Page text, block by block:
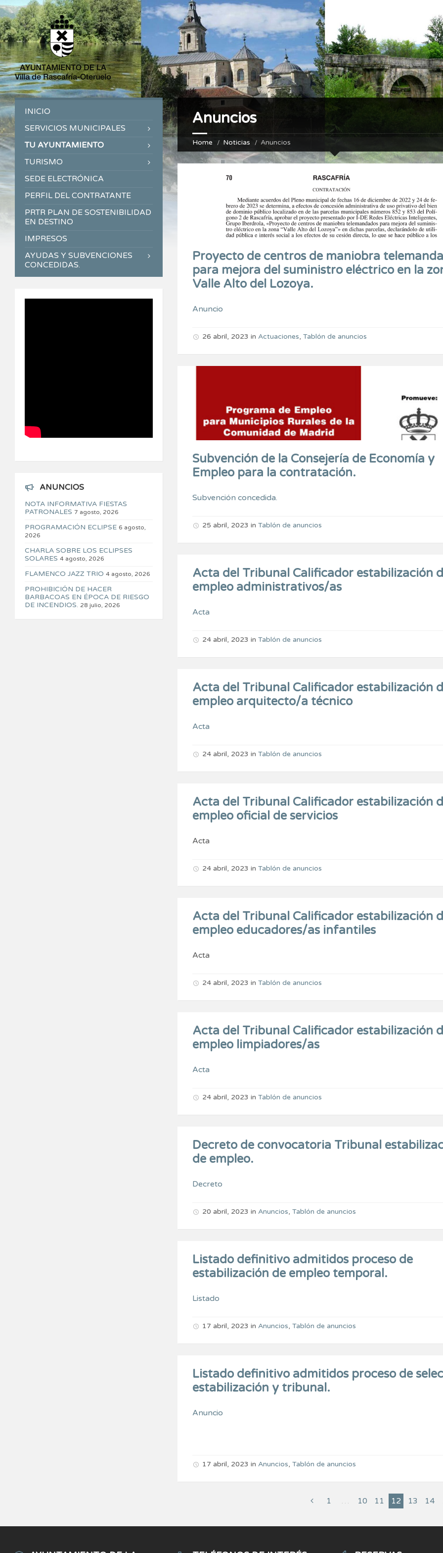
Anuncios
Home Noticias Anuncios
Proyecto de centros de maniobra
para mejora del suministro eléctrico en la
Valle Alto del Lozoya.
Anuncio
26 abril, 2023 in Actuaciones, Tablón de anuncios
Subvención de la Consejería de Economía y
Empleo para la contratación.
Subvención concedida.
25 abril, 2023 in Tablón de anuncios
Acta del Tribunal Calificador estabilización
empleo administrativos/as
Acta
24 abril, 2023 in Tablón de anuncios
Acta del Tribunal Calificador estabilización
empleo arquitecto/a técnico
Acta
24 abril, 2023 in Tablón de anuncios
Acta del Tribunal Calificador estabilización
empleo oficial de servicios
Acta
24 abril, 2023 in Tablón de anuncios
Acta del Tribunal Calificador estabilización
empleo educadores/as infantiles
Acta
24 abril, 2023 in Tablón de anuncios
Acta del Tribunal Calificador estabilización
empleo limpiadores/as
Acta
24 abril, 2023 in Tablón de anuncios
Decreto de convocatoria Tribunal
de empleo.
Decreto
20 abril, 2023 in Anuncios, Tablón de anuncios
Listado definitivo admitidos proceso de
estabilización de empleo temporal.
Listado
17 abril, 2023 in Anuncios, Tablón de anuncios
Listado definitivo admitidos proceso de
estabilización y tribunal.
Anuncio
17 abril, 2023 in Anuncios, Tablón de anuncios
1 … 10 11 12 13 14
INICIO
SERVICIOS MUNICIPALES
TU AYUNTAMIENTO
TURISMO
SEDE ELECTRÓNICA
PERFIL DEL CONTRATANTE
PRTR PLAN DE SOSTENIBILIDAD
EN DESTINO
IMPRESOS
AYUDAS Y SUBVENCIONES
CONCEDIDAS.
ANUNCIOS
NOTA INFORMATIVA FIESTAS
PATRONALES 7 agosto, 2026
PROGRAMACIÓN ECLIPSE 6 agosto,
2026
CHARLA SOBRE LOS ECLIPSES
SOLARES 4 agosto, 2026
FLAMENCO JAZZ TRIO 4 agosto, 2026
PROHIBICIÓN DE HACER
BARBACOAS EN ÉPOCA DE RIESGO
DE INCENDIOS. 28 julio, 2026